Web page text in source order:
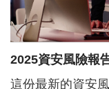
2025資安風險報
這份最新的資安